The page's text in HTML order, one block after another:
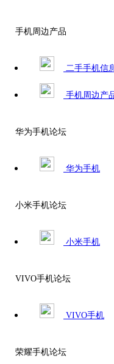
手机周边产品
二手手机信
手机周边产
华为手机论坛
华为手机
小米手机论坛
小米手机
VIVO手机论坛
VIVO手机
荣耀手机论坛